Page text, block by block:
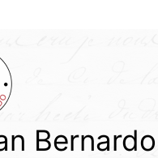
Bernardo